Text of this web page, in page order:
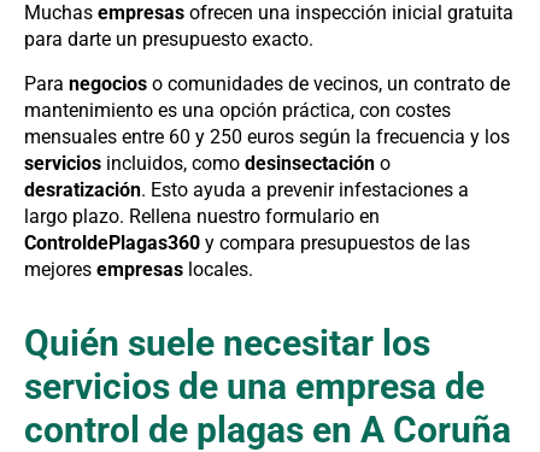
Muchas empresas ofrecen una inspección inicial gratuita
para darte un presupuesto exacto.
Para negocios o comunidades de vecinos, un contrato de
mantenimiento es una opción práctica, con costes
mensuales entre 60 y 250 euros según la frecuencia y los
servicios incluidos, como desinsectación o
desratización. Esto ayuda a prevenir infestaciones a
largo plazo. Rellena nuestro formulario en
ControldePlagas360 y compara presupuestos de las
mejores empresas locales.
Quién suele necesitar los
servicios de una empresa de
control de plagas en A Coruña